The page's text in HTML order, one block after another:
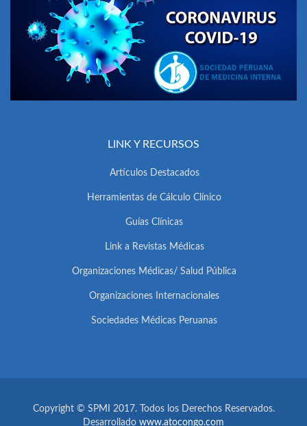
LINK Y RECURSOS
Artículos Destacados
Herramientas de Cálculo Clínico
Guías Clínicas
Link a Revistas Médicas
Organizaciones Médicas/ Salud Pública
Organizaciones Internacionales
Sociedades Médicas Peruanas
Copyright © SPMI 2017. Todos los Derechos Reservados.
Desarrollado www.atocongo.com